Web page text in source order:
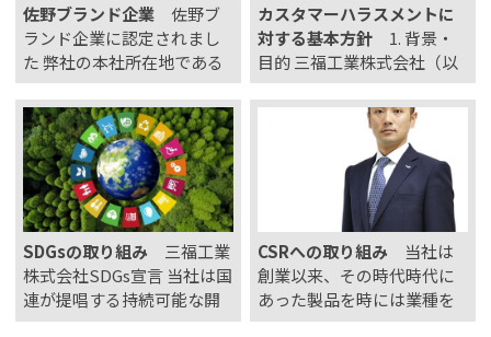
佐野ブランド企業 佐野ブ
ランド企業に認定されまし
た 弊社の本社所在地である
栃木県佐野市内にはさまざ
まな商品・製品を手掛ける
企業があります。 佐野市で
はこうした企業のうち特
に、技術力・国内シェア・
品質管理、また地域貢献や
社会活動などの基準の…
カスタマーハラスメントに
対する基本方針 1. 背景・
目的 三福工業株式会社（以
下、当社）は、お客様に対
して最高品質のサービスを
提供することに尽力してお
ります。 しかしながら、ご
く一部のお客様による社会
通念上相当な範囲を超えた
言動（カスタマーハラスメ
ント）が、従…
SDGsの取り組み 三福工業
株式会社SDGs宣言 当社は国
連が提唱する持続可能な開
発目標（SDGs）に賛同し、
CSRへの取り組み 当社は
創業以来、その時代時代に
あった製品を時には業種を
変えながらお客様へ提供し